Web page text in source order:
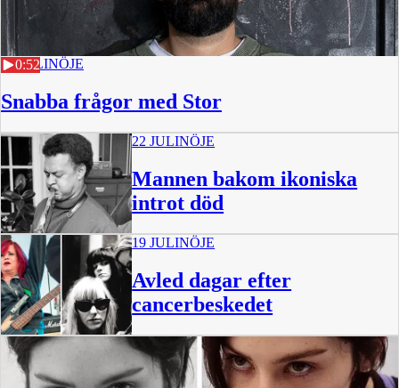
0:52
22 JULINÖJE
Snabba frågor med Stor
22 JULINÖJE
Mannen bakom ikoniska
introt död
19 JULINÖJE
Avled dagar efter
cancerbeskedet